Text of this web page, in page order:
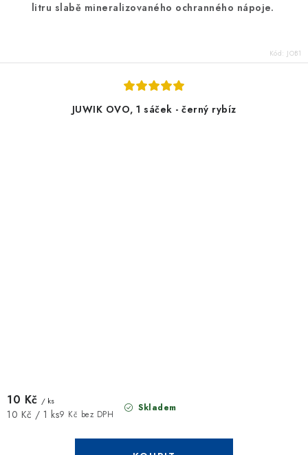
litru slabě mineralizovaného ochranného nápoje.
Kód: JOB1
JUWIK OVO, 1 sáček - černý rybíz
Skladem
9 Kč bez DPH
10 Kč / ks
Měrná
10 Kč / 1 ks